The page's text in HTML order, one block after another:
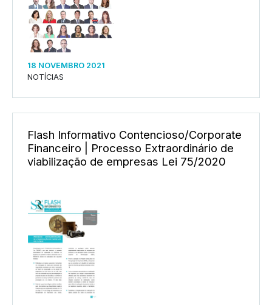
18 NOVEMBRO 2021
NOTÍCIAS
Flash Informativo Contencioso/Corporate
Financeiro | Processo Extraordinário de
viabilização de empresas Lei 75/2020